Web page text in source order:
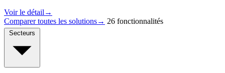
Voir le détail →
Comparer toutes les solutions→ 26 fonctionnalités